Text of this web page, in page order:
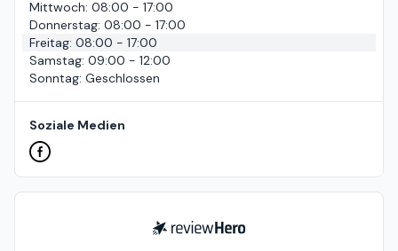
Mittwoch: 08:00 - 17:00
Donnerstag: 08:00 - 17:00
Freitag: 08:00 - 17:00
Samstag: 09:00 - 12:00
Sonntag: Geschlossen
Soziale Medien
ReviewHero